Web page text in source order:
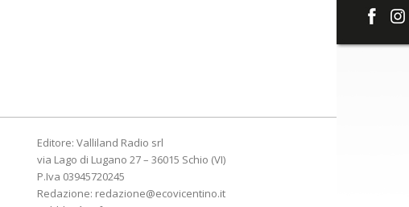
Editore: Valliland Radio srl
via Lago di Lugano 27 – 36015 Schio (VI)
P.Iva 03945720245
Redazione: redazione@ecovicentino.it